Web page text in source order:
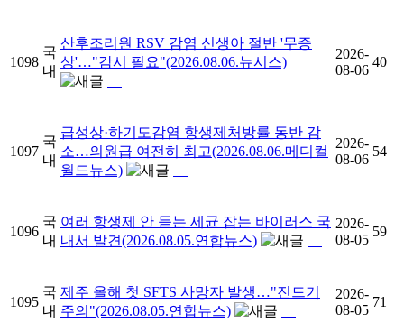
1098
국
내
산후조리원 RSV 감염 신생아 절반 '무증
상'…"감시 필요"(2026.08.06.뉴시스)
2026-
08-06
40
1097
국
내
급성상·하기도감염 항생제처방률 동반 감
소…의원급 여전히 최고(2026.08.06.메디컬
월드뉴스)
2026-
08-06
54
1096
국
내
여러 항생제 안 듣는 세균 잡는 바이러스 국
내서 발견(2026.08.05.연합뉴스)
2026-
08-05
59
1095
국
내
제주 올해 첫 SFTS 사망자 발생…"진드기
주의"(2026.08.05.연합뉴스)
2026-
08-05
71